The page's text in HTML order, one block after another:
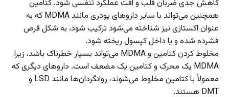
کاهش جدی ضربان قلب و افت عملکرد تنفسی شود. کتامین
همچنین می‌تواند با سایر دارو‌های پودری مانند MDMA که به
عنوان اکستازی نیز شناخته می‌شود ترکیب شود، به شکل قرص
فشرده شده و یا داخل کپسول ریخته شود.
مخلوط کردن کتامین و MDMA می‌تواند بسیار خطرناک باشد، زیرا
MDMA یک محرک و کتامین یک مضعف است. دارو‌های دیگری که
معمولاً با کتامین مخلوط می‌شوند، روانگردان‌ها مانند LSD و
DMT هستند.